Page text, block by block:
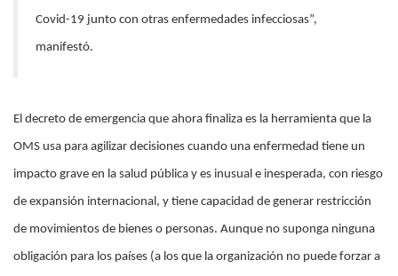
Covid-19 junto con otras enfermedades infecciosas”,
manifestó.
El decreto de emergencia que ahora finaliza es la herramienta que la
OMS usa para agilizar decisiones cuando una enfermedad tiene un
impacto grave en la salud pública y es inusual e inesperada, con riesgo
de expansión internacional, y tiene capacidad de generar restricción
de movimientos de bienes o personas. Aunque no suponga ninguna
obligación para los países (a los que la organización no puede forzar a